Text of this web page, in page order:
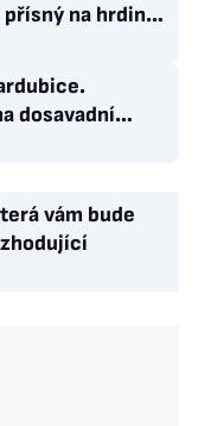
na hrdinu
dosavadní
Východočeši?
vám bude